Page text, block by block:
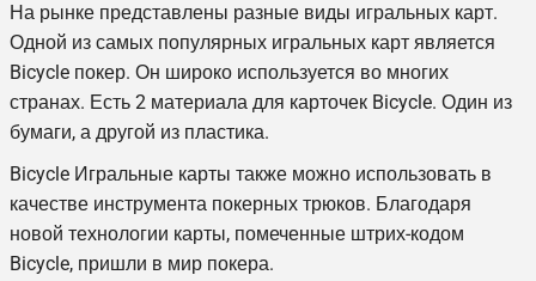
На рынке представлены разные виды игральных карт.
Одной из самых популярных игральных карт является
Bicycle покер. Он широко используется во многих
странах. Есть 2 материала для карточек Bicycle. Один из
бумаги, а другой из пластика.
Bicycle Игральные карты также можно использовать в
качестве инструмента покерных трюков. Благодаря
новой технологии карты, помеченные штрих-кодом
Bicycle, пришли в мир покера.